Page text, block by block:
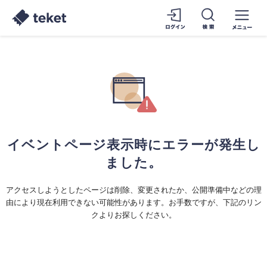
イベントページ表示時にエラーが発生し
ました。
アクセスしようとしたページは削除、変更されたか、公開準備中などの理
由により現在利用できない可能性があります。お手数ですが、下記のリン
クよりお探しください。